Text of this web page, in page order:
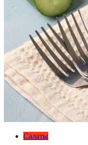
Салаты